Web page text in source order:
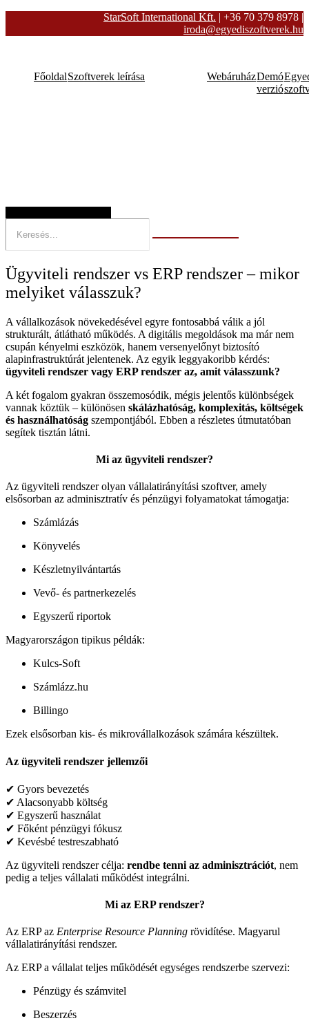
StarSoft International Kft. | +36 70 379 8978 |
iroda@egyediszoftverek.hu
FőoldalSzoftverek leírása WebáruházDemó
verzió
Ügyviteli rendszer vs ERP rendszer – mikor
melyiket válasszuk?
A vállalkozások növekedésével egyre fontosabbá válik a jól
strukturált, átlátható működés. A digitális megoldások ma már nem
csupán kényelmi eszközök, hanem versenyelőnyt biztosító
alapinfrastruktúrát jelentenek. Az egyik leggyakoribb kérdés:
ügyviteli rendszer vagy ERP rendszer az, amit válasszunk?
A két fogalom gyakran összemosódik, mégis jelentős különbségek
vannak köztük – különösen skálázhatóság, komplexitás, költségek
és használhatóság szempontjából. Ebben a részletes útmutatóban
segítek tisztán látni.
Mi az ügyviteli rendszer?
Az ügyviteli rendszer olyan vállalatirányítási szoftver, amely
elsősorban az adminisztratív és pénzügyi folyamatokat támogatja:
Számlázás
Könyvelés
Készletnyilvántartás
Vevő- és partnerkezelés
Egyszerű riportok
Magyarországon tipikus példák:
Kulcs-Soft
Számlázz.hu
Billingo
Ezek elsősorban kis- és mikrovállalkozások számára készültek.
Az ügyviteli rendszer jellemzői
✔ Gyors bevezetés
✔ Alacsonyabb költség
✔ Egyszerű használat
✔ Főként pénzügyi fókusz
✔ Kevésbé testreszabható
Az ügyviteli rendszer célja: rendbe tenni az adminisztrációt, nem
pedig a teljes vállalati működést integrálni.
Mi az ERP rendszer?
Az ERP az Enterprise Resource Planning rövidítése. Magyarul
vállalatirányítási rendszer.
Az ERP a vállalat teljes működését egységes rendszerbe szervezi:
Pénzügy és számvitel
Beszerzés